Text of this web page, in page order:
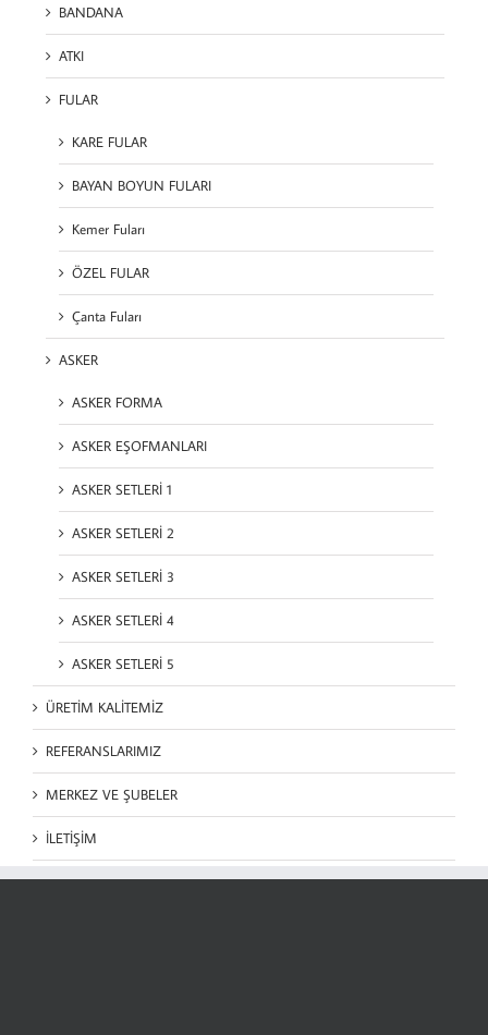
BANDANA
ATKI
FULAR
KARE FULAR
BAYAN BOYUN FULARI
Kemer Fuları
ÖZEL FULAR
Çanta Fuları
ASKER
ASKER FORMA
ASKER EŞOFMANLARI
ASKER SETLERİ 1
ASKER SETLERİ 2
ASKER SETLERİ 3
ASKER SETLERİ 4
ASKER SETLERİ 5
ÜRETİM KALİTEMİZ
REFERANSLARIMIZ
MERKEZ VE ŞUBELER
İLETİŞİM